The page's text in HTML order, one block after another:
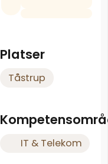
Platser
Tåstrup
IT & Telekom